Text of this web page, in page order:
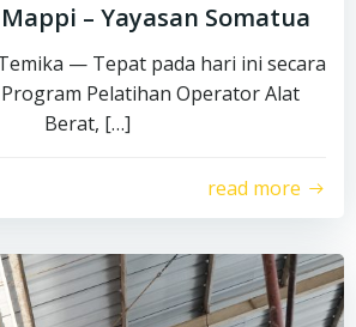
– Yayasan Somatua
— Tepat pada hari ini secara
Pelatihan Operator Alat
Berat, […]
read more